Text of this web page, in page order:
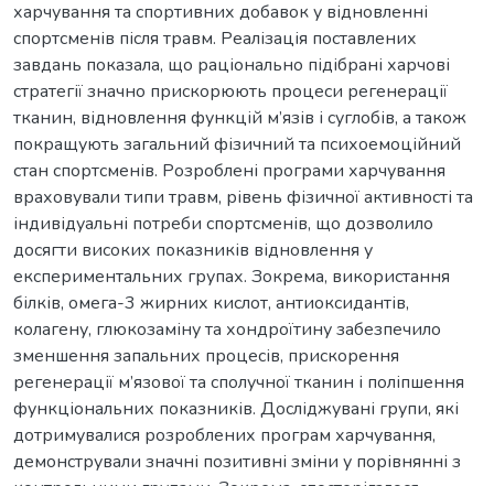
харчування та спортивних добавок у відновленні
спортсменів після травм. Реалізація поставлених
завдань показала, що раціонально підібрані харчові
стратегії значно прискорюють процеси регенерації
тканин, відновлення функцій м’язів і суглобів, а також
покращують загальний фізичний та психоемоційний
стан спортсменів. Розроблені програми харчування
враховували типи травм, рівень фізичної активності та
індивідуальні потреби спортсменів, що дозволило
досягти високих показників відновлення у
експериментальних групах. Зокрема, використання
білків, омега-3 жирних кислот, антиоксидантів,
колагену, глюкозаміну та хондроїтину забезпечило
зменшення запальних процесів, прискорення
регенерації м’язової та сполучної тканин і поліпшення
функціональних показників. Досліджувані групи, які
дотримувалися розроблених програм харчування,
демонстрували значні позитивні зміни у порівнянні з